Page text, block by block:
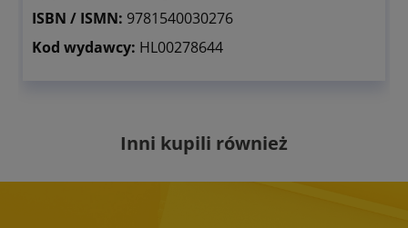
ISBN / ISMN: 9781540030276
Kod wydawcy: HL00278644
Inni kupili również